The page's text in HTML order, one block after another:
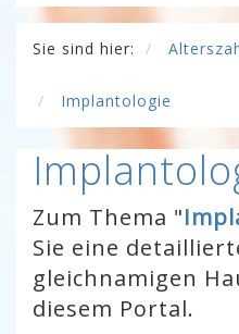
Sie sind hier:
Implantologie
Zum Thema "
Sie eine
gleichnamigen
diesem Portal.